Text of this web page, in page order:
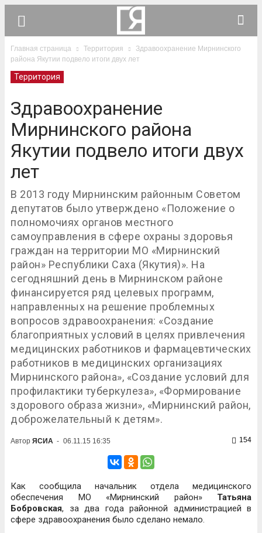
Главная страница Территория
Здравоохранение Мирнинского
района Якутии подвело итоги двух лет
Территория
Здравоохранение
Мирнинского района
Якутии подвело итоги двух
лет
В 2013 году Мирнинским районным Советом
депутатов было утверждено «Положение о
полномочиях органов местного
самоуправления в сфере охраны здоровья
граждан на территории МО «Мирнинский
район» Республики Саха (Якутия)». На
сегодняшний день в Мирнинском районе
финансируется ряд целевых программ,
направленных на решение проблемных
вопросов здравоохранения: «Создание
благоприятных условий в целях привлечения
медицинских работников и фармацевтических
работников в медицинских организациях
Мирнинского района», «Создание условий для
профилактики туберкулеза», «Формирование
здорового образа жизни», «Мирнинский район,
доброжелательный к детям».
Автор ЯСИА - 06.11.15 16:35 154
Как сообщила начальник отдела медицинского
обеспечения МО «Мирнинский район» Татьяна
Бобровская, за два года районной администрацией в
сфере здравоохранения было сделано немало.